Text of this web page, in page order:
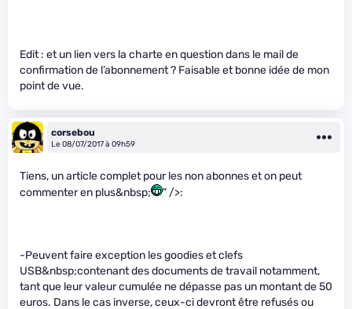
Edit : et un lien vers la charte en question dans le mail de
confirmation de l’abonnement ? Faisable et bonne idée de mon
point de vue.
corsebou
Le 08/07/2017 à 09h59
Tiens, un article complet pour les non abonnes et on peut
commenter en plus&nbsp;
" />:
-Peuvent faire exception les goodies et clefs
USB&nbsp;contenant des documents de travail notamment,
tant que leur valeur cumulée ne dépasse pas un montant de 50
euros. Dans le cas inverse, ceux-ci devront être refusés ou